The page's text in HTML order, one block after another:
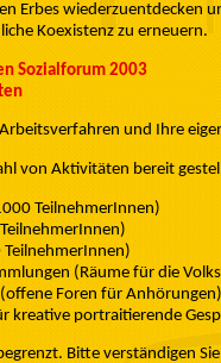
Erbes wiederzuentdecken
Koexistenz zu erneuern.
Sozialforum 2003
und Ihre
von Aktivitäten bereit
TeilnehmerInnen)
(Räume für die
Foren für Anhörungen)
kreative portraitierende
Bitte verständigen